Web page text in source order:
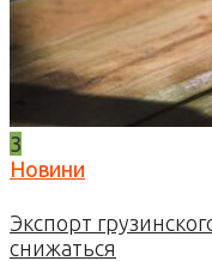
3
Новини
Экспорт
снижаться